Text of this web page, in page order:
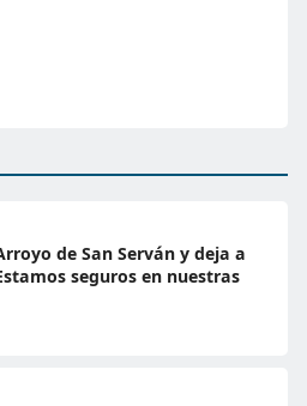
de San Serván y deja a
seguros en nuestras